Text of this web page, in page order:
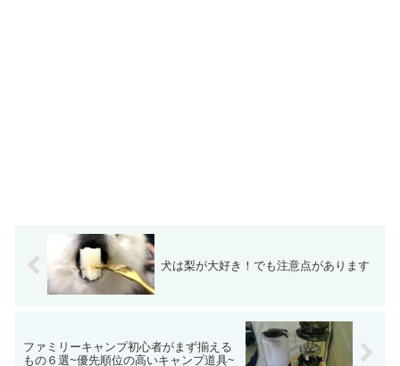
犬は梨が大好き！でも注意点があります
ファミリーキャンプ初心者がまず揃える
もの６選~優先順位の高いキャンプ道具~